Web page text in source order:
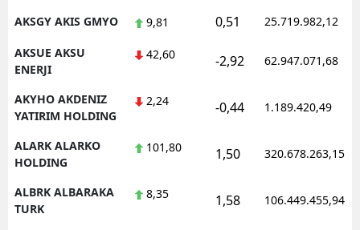
AKSGY AKIS GMYO 9,81 0,51 25.719.982,12
AKSUE AKSU
ENERJI
42,60 -2,92 62.947.071,68
AKYHO AKDENIZ
YATIRIM HOLDING
2,24 -0,44 1.189.420,49
ALARK ALARKO
HOLDING
101,80 1,50 320.678.263,15
ALBRK ALBARAKA
TURK
8,35 1,58 106.449.455,94